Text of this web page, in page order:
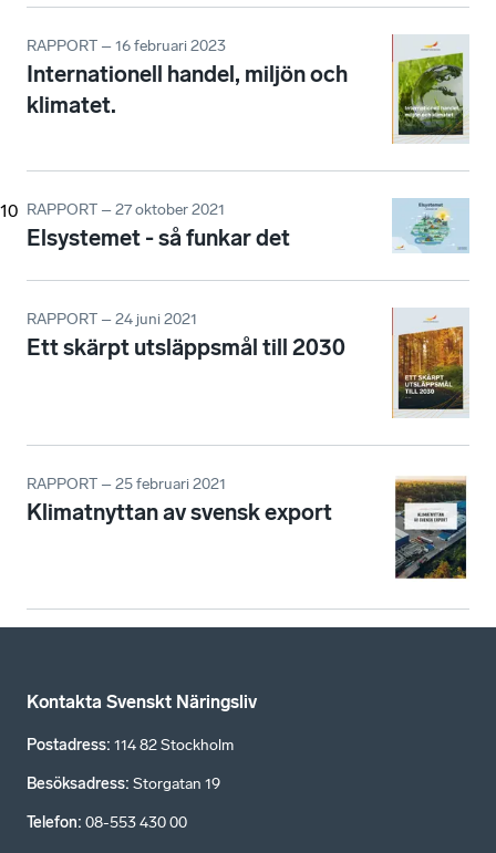
10
RAPPORT – 16 februari 2023
Internationell handel, miljön och
klimatet.
RAPPORT – 27 oktober 2021
Elsystemet - så funkar det
RAPPORT – 24 juni 2021
Ett skärpt utsläppsmål till 2030
RAPPORT – 25 februari 2021
Klimatnyttan av svensk export
Kontakta Svenskt Näringsliv
Postadress: 114 82 Stockholm
Besöksadress: Storgatan 19
Telefon: 08-553 430 00